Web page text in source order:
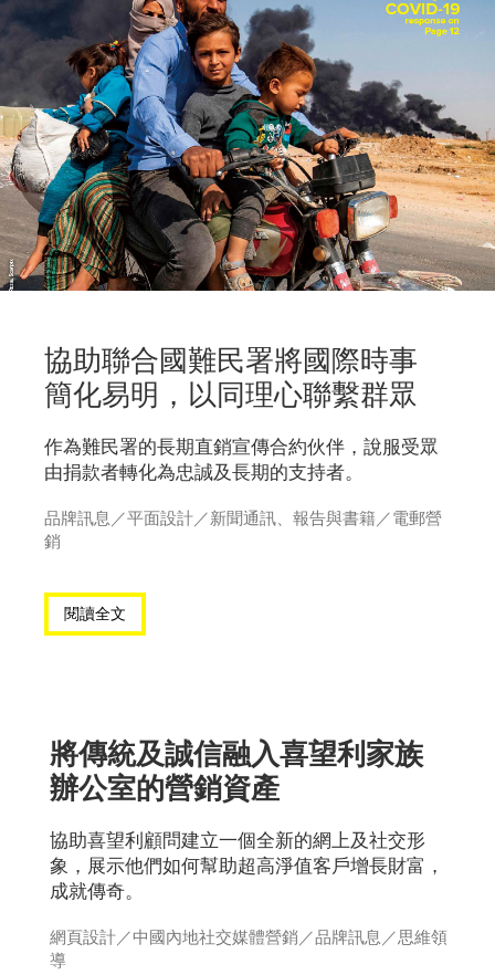
協助聯合國難民署將國際時事
簡化易明，以同理心聯繫群眾
作為難民署的長期直銷宣傳合約伙伴，說服受眾
由捐款者轉化為忠誠及長期的支持者。
品牌訊息／平面設計／新聞通訊、報告與書籍／電郵營
銷
閱讀全文
將傳統及誠信融入喜望利家族
辦公室的營銷資產
協助喜望利顧問建立一個全新的網上及社交形
象，展示他們如何幫助超高淨值客戶增長財富，
成就傳奇。
網頁設計／中國內地社交媒體營銷／品牌訊息／思維領
導